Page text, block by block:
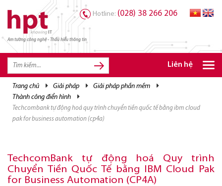
Am tường công nghệ - Thấu hiểu thông tin
Hotline: (028) 38 266 206
Liên hệ
trang chủ giải pháp
giải pháp phần mềm
thành công điển hình
techcombank tự động hoá quy trình chuyển tiền quốc tế bằng ibm cloud
pak for business automation (cp4a)
TechcomBank tự động hoá Quy trình
Chuyển Tiền Quốc Tế bằng IBM Cloud Pak
for Business Automation (CP4A)
TRANG CHỦ
TRANG CHỦ
GIẢI PHÁP
DỊCH VỤ
CƠ HỘI NGHỀ NGHIỆP